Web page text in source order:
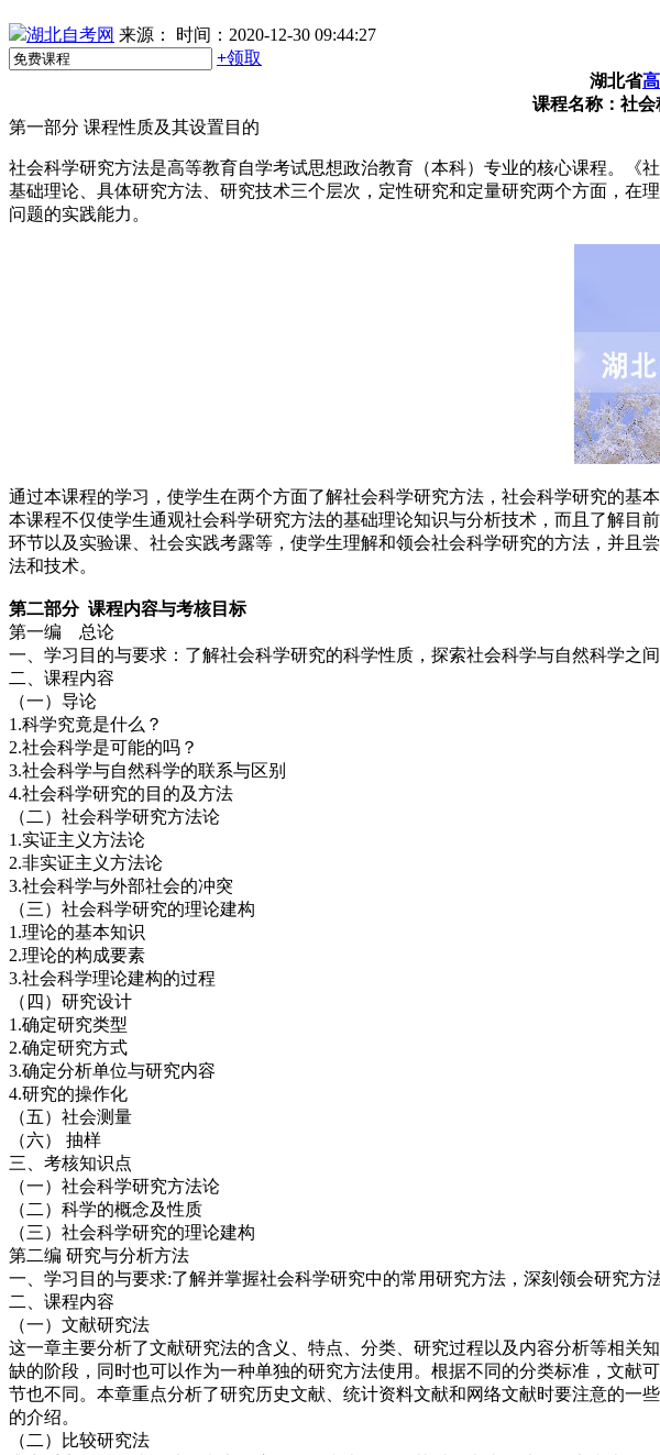
湖北自考网 来源：
时间：2020-12-30 09:44:27
+领取
湖北省
课程名称：社
第一部分 课程性质及其设置目的
社会科学研究方法是高等教育自学考试思想政治教育（本科）专业的核心课程。
基础理论、具体研究方法、研究技术三个层次，定性研究和定量研究两个方面，
问题的实践能力。
通过本课程的学习，使学生在两个方面了解社会科学研究方法，社会科学研究的基
本课程不仅使学生通观社会科学研究方法的基础理论知识与分析技术，而且了解
环节以及实验课、社会实践考露等，使学生理解和领会社会科学研究的方法，并
法和技术。
第二部分 课程内容与考核目标
第一编 总论
一、学习目的与要求：了解社会科学研究的科学性质，探索社会科学与自然科学之
二、课程内容
（一）导论
1.科学究竟是什么？
2.社会科学是可能的吗？
3.社会科学与自然科学的联系与区别
4.社会科学研究的目的及方法
（二）社会科学研究方法论
1.实证主义方法论
2.非实证主义方法论
3.社会科学与外部社会的冲突
（三）社会科学研究的理论建构
1.理论的基本知识
2.理论的构成要素
3.社会科学理论建构的过程
（四）研究设计
1.确定研究类型
2.确定研究方式
3.确定分析单位与研究内容
4.研究的操作化
（五）社会测量
（六） 抽样
三、考核知识点
（一）社会科学研究方法论
（二）科学的概念及性质
（三）社会科学研究的理论建构
第二编 研究与分析方法
一、学习目的与要求:了解并掌握社会科学研究中的常用研究方法，深刻领会研究方
二、课程内容
（一）文献研究法
这一章主要分析了文献研究法的含义、特点、分类、研究过程以及内容分析等相
缺的阶段，同时也可以作为一种单独的研究方法使用。根据不同的分类标准，文
节也不同。本章重点分析了研究历史文献、统计资料文献和网络文献时要注意的
的介绍。
（二）比较研究法